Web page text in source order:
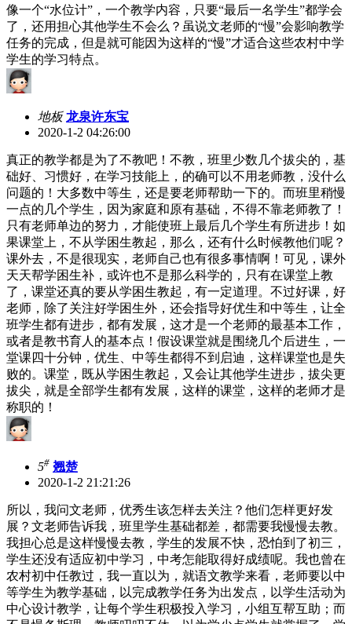
像一个“水位计”，一个教学内容，只要“最后一名学生”都学会
了，还用担心其他学生不会么？虽说文老师的“慢”会影响教学
任务的完成，但是就可能因为这样的“慢”才适合这些农村中学
学生的学习特点。
地板 龙泉许东宝
2020-1-2 04:26:00
真正的教学都是为了不教吧！不教，班里少数几个拔尖的，基
础好、习惯好，在学习技能上，的确可以不用老师教，没什么
问题的！大多数中等生，还是要老师帮助一下的。而班里稍慢
一点的几个学生，因为家庭和原有基础，不得不靠老师教了！
只有老师单边的努力，才能使班上最后几个学生有所进步！如
果课堂上，不从学困生教起，那么，还有什么时候教他们呢？
课外去，不是很现实，老师自己也有很多事情啊！可见，课外
天天帮学困生补，或许也不是那么科学的，只有在课堂上教
了，课堂还真的要从学困生教起，有一定道理。不过好课，好
老师，除了关注好学困生外，还会指导好优生和中等生，让全
班学生都有进步，都有发展，这才是一个老师的最基本工作，
或者是教书育人的基本点！假设课堂就是围绕几个后进生，一
堂课四十分钟，优生、中等生都得不到启迪，这样课堂也是失
败的。课堂，既从学困生教起，又会让其他学生进步，拔尖更
拔尖，就是全部学生都有发展，这样的课堂，这样的老师才是
称职的！
5# 翘楚
2020-1-2 21:21:26
所以，我问文老师，优秀生该怎样去关注？他们怎样更好发
展？文老师告诉我，班里学生基础都差，都需要我慢慢去教。
我担心总是这样慢慢去教，学生的发展不快，恐怕到了初三，
学生还没有适应初中学习，中考怎能取得好成绩呢。我也曾在
农村初中任教过，我一直以为，就语文教学来看，老师要以中
等学生为教学基础，以完成教学任务为出发点，以学生活动为
中心设计教学，让每个学生积极投入学习，小组互帮互助；而